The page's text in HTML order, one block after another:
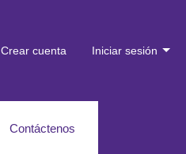
Crear cuenta Iniciar sesión
Contáctenos